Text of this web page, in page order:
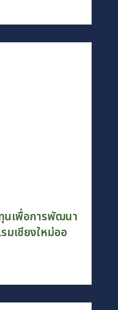
นเพื่อการพัฒนา
มเชียงใหม่ออ